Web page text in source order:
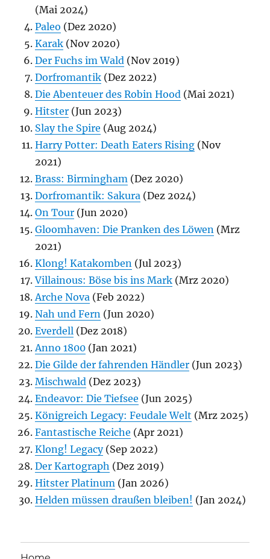
(Mai 2024)
Paleo (Dez 2020)
Karak (Nov 2020)
Der Fuchs im Wald (Nov 2019)
Dorfromantik (Dez 2022)
Die Abenteuer des Robin Hood (Mai 2021)
Hitster (Jun 2023)
Slay the Spire (Aug 2024)
Harry Potter: Death Eaters Rising (Nov
2021)
Brass: Birmingham (Dez 2020)
Dorfromantik: Sakura (Dez 2024)
On Tour (Jun 2020)
Gloomhaven: Die Pranken des Löwen (Mrz
2021)
Klong! Katakomben (Jul 2023)
Villainous: Böse bis ins Mark (Mrz 2020)
Arche Nova (Feb 2022)
Nah und Fern (Jun 2020)
Everdell (Dez 2018)
Anno 1800 (Jan 2021)
Die Gilde der fahrenden Händler (Jun 2023)
Mischwald (Dez 2023)
Endeavor: Die Tiefsee (Jun 2025)
Königreich Legacy: Feudale Welt (Mrz 2025)
Fantastische Reiche (Apr 2021)
Klong! Legacy(Sep 2022)
Der Kartograph (Dez 2019)
Hitster Platinum (Jan 2026)
Helden müssen draußen bleiben! (Jan 2024)